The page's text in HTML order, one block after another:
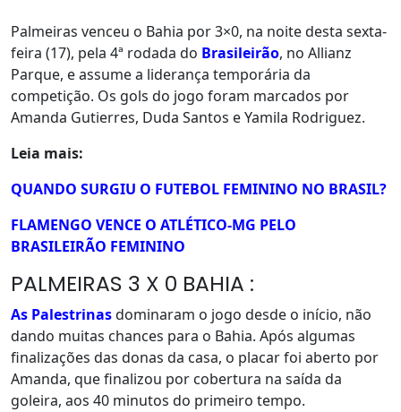
Palmeiras venceu o Bahia por 3×0, na noite desta sexta-
feira (17), pela 4ª rodada do Brasileirão, no Allianz
Parque, e assume a liderança temporária da
competição. Os gols do jogo foram marcados por
Amanda Gutierres, Duda Santos e Yamila Rodriguez.
Leia mais:
QUANDO SURGIU O FUTEBOL FEMININO NO BRASIL?
FLAMENGO VENCE O ATLÉTICO-MG PELO
BRASILEIRÃO FEMININO
PALMEIRAS 3 X 0 BAHIA :
As Palestrinasdominaram o jogo desde o início, não
dando muitas chances para o Bahia. Após algumas
finalizações das donas da casa, o placar foi aberto por
Amanda, que finalizou por cobertura na saída da
goleira, aos 40 minutos do primeiro tempo.